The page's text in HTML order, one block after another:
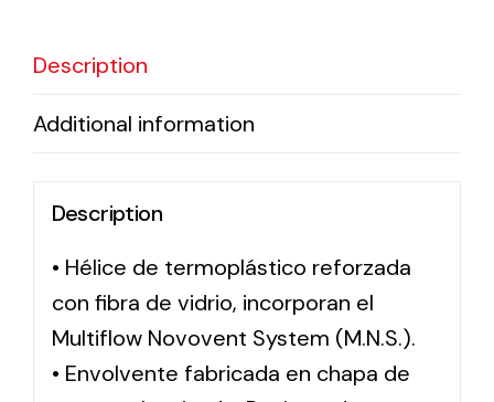
Solar lighting
Variety of solar solutions for all kinds of needs.
Description
Additional information
Description
• Hélice de termoplástico reforzada
con fibra de vidrio, incorporan el
Multiflow Novovent System (M.N.S.).
• Envolvente fabricada en chapa de